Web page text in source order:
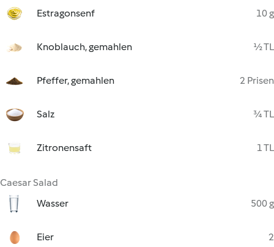
Estragonsenf 10 g
Knoblauch, gemahlen ½ TL
Pfeffer, gemahlen 2 Prisen
Salz ¾ TL
Zitronensaft 1 TL
Caesar Salad
Wasser
500 g
Eier 2